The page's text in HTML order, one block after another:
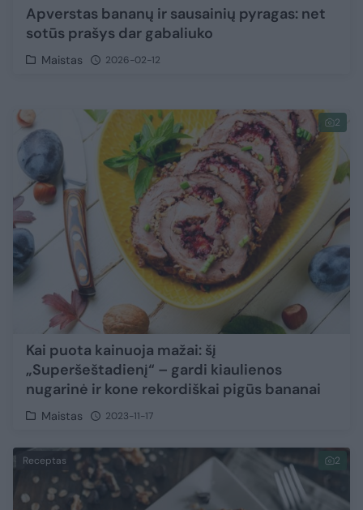
Apverstas bananų ir sausainių pyragas: net
sotūs prašys dar gabaliuko
Maistas 2026-02-12
2
Kai puota kainuoja mažai: šį
„Superšeštadienį“ – gardi kiaulienos
nugarinė ir kone rekordiškai pigūs bananai
Maistas 2023-11-17
Receptas 2